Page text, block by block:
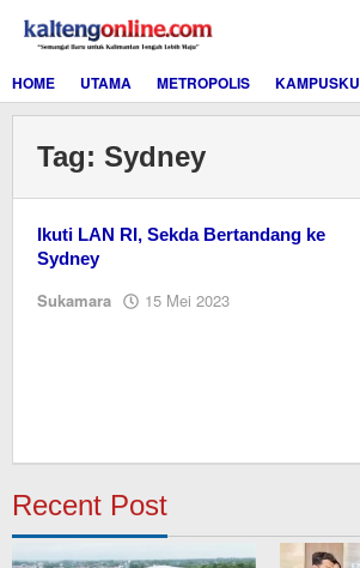
konten
HOME
UTAMA METROPOLIS KAMPUSKU
Tag: Sydney
Ikuti LAN RI, Sekda Bertandang ke
Sydney
Sukamara 15 Mei 2023
Recent Post